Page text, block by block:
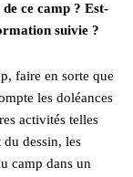
ce camp ? Est-
suivie ?
faire en sorte que
les doléances
activités telles
dessin, les
camp dans un